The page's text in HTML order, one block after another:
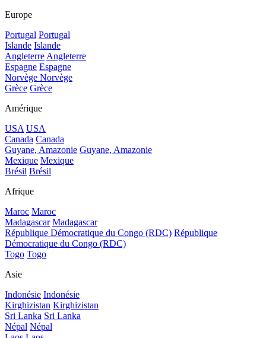
Europe
Portugal Portugal
Islande Islande
Angleterre Angleterre
Espagne Espagne
Norvège Norvège
Grèce Grèce
Amérique
USA USA
Canada Canada
Guyane, Amazonie Guyane, Amazonie
Mexique Mexique
Brésil Brésil
Afrique
Maroc Maroc
Madagascar Madagascar
République Démocratique du Congo (RDC) République
Démocratique du Congo (RDC)
Togo Togo
Asie
Indonésie Indonésie
Kirghizistan Kirghizistan
Sri Lanka Sri Lanka
Népal Népal